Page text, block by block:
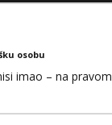
osobu
imao – na